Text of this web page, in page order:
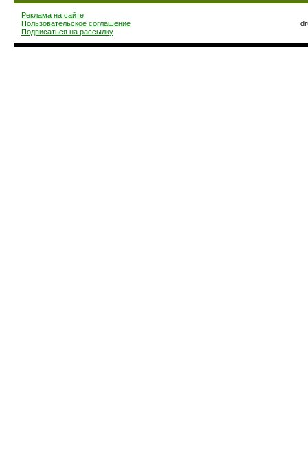
Реклама на сайте
Пользовательское соглашение
Подписаться на рассылку